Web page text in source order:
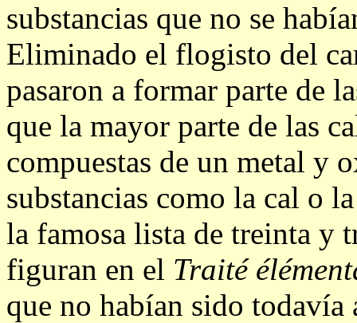
substancias que no se
Eliminado el flogisto del
pasaron a formar parte de
que la mayor parte de las
compuestas de un metal y
substancias como la cal o
la famosa lista de treinta y
figuran en el Traité
que no habían sido